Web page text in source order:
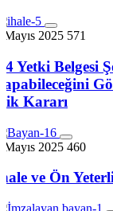
Mayıs 2025 571
Yetki Belgesi
Kararı
Mayıs 2025 460
ve Ön